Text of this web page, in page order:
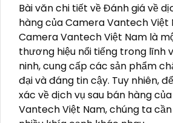
Bài văn chi tiết về Đánh giá về
hàng của Camera Vantech Việt
Camera Vantech Việt Nam là
thương hiệu nổi tiếng trong lĩnh
ninh, cung cấp các sản phẩm
đại và đáng tin cậy. Tuy nhiên,
xác về dịch vụ sau bán hàng
Vantech Việt Nam, chúng ta